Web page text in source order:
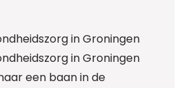
in Groningen
in Groningen
een baan in de